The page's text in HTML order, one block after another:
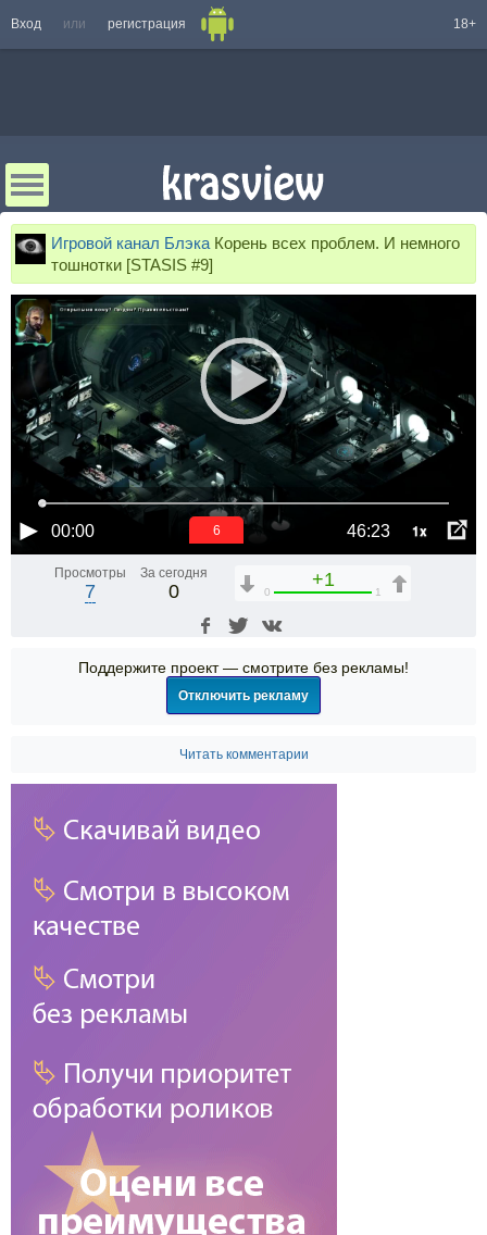
Вход или регистрация 18+
Игровой канал Блэка Корень всех проблем. И немного
тошнотки [STASIS #9]
00:00 46:23 1x
6
Просмотры
7
За сегодня
0
+1
0 1
Поддержите проект — смотрите без рекламы!
Отключить рекламу
Читать комментарии